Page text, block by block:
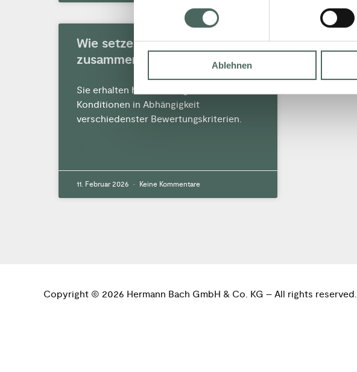
Ablehnen
Wie setzen sich Ihre Preise
zusammen?
Sie erhalten handwerkergerechte
Konditionen in Abhängigkeit
verschiedenster Bewertungskriterien.
11. Februar 2026 Keine Kommentare
Copyright © 2026 Hermann Bach GmbH & Co. KG – All rights reserved.